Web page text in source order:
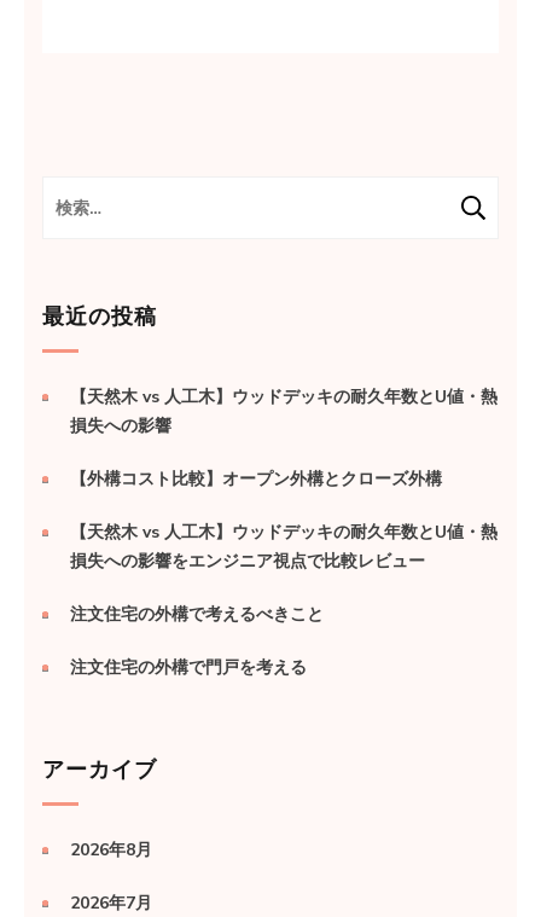
検
索:
最近の投稿
【天然木 vs 人工木】ウッドデッキの耐久年数とU値・熱
損失への影響
【外構コスト比較】オープン外構とクローズ外構
【天然木 vs 人工木】ウッドデッキの耐久年数とU値・熱
損失への影響をエンジニア視点で比較レビュー
注文住宅の外構で考えるべきこと
注文住宅の外構で門戸を考える
アーカイブ
2026年8月
2026年7月